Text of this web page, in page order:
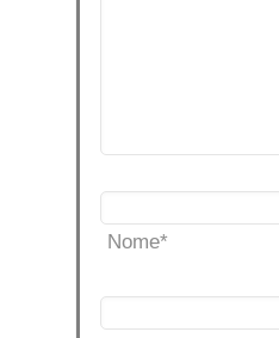
Nome*